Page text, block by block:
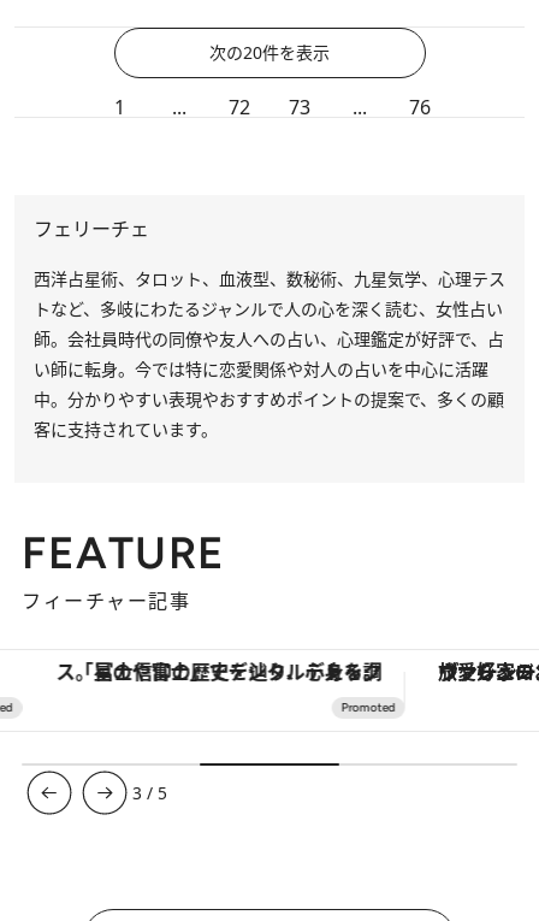
次の20件を表示
1 ... 72 73 ... 76
フェリーチェ
西洋占星術、タロット、血液型、数秘術、九星気学、心理テス
トなど、多岐にわたるジャンルで人の心を深く読む、女性占い
師。会社員時代の同僚や友人への占い、心理鑑定が好評で、占
い師に転身。今では特に恋愛関係や対人の占いを中心に活躍
中。分かりやすい表現やおすすめポイントの提案で、多くの顧
客に支持されています。
FEATURE
フィーチャー記事
「星のや富士」でデジタルデトックス。冨士信仰の歴史を辿り、心身を調える。 ヴァシュロン・コンスタンタ
3 / 5